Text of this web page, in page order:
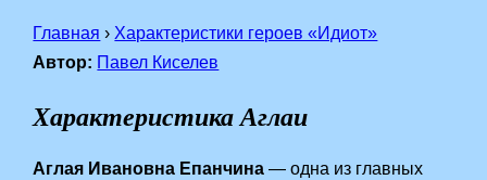
Главная › Характеристики героев «Идиот»
Автор: Павел Киселев
Характеристика Аглаи
Аглая Ивановна Епанчина — одна из главных